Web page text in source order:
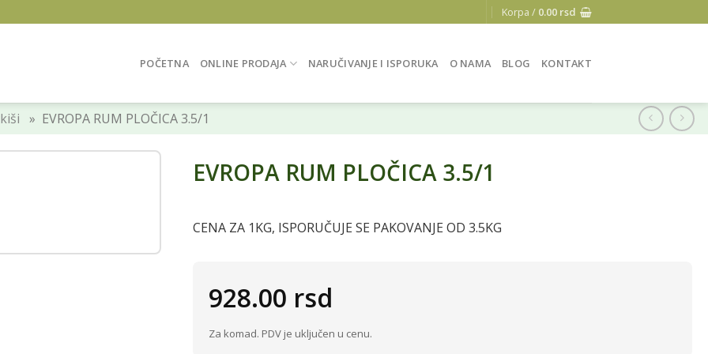
Korpa / 0.00 rsd
POČETNA ONLINE PRODAJA NARUČIVANJE I ISPORUKA O NAMA BLOG KONTAKT
» EVROPA RUM PLOČICA 3.5/1
EVROPA RUM PLOČICA 3.5/1
CENA ZA 1KG, ISPORUČUJE SE PAKOVANJE OD 3.5KG
928.00 rsd
Za komad. PDV je uključen u cenu.